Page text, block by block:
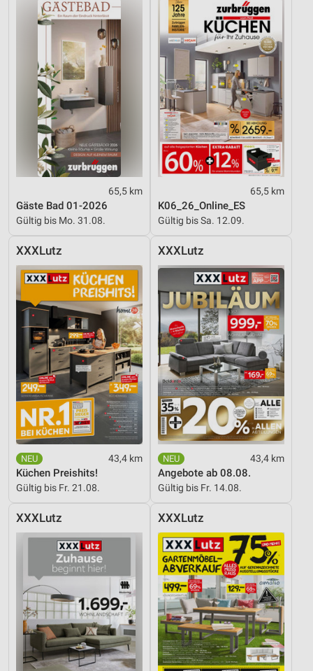
65,5 km
Gäste Bad 01-2026
Gültig bis Mo. 31.08.
65,5 km
K06_26_Online_ES
Gültig bis Sa. 12.09.
XXXLutz
43,4 km
Küchen Preishits!
Gültig bis Fr. 21.08.
XXXLutz
43,4 km
Angebote ab 08.08.
Gültig bis Fr. 14.08.
XXXLutz XXXLutz